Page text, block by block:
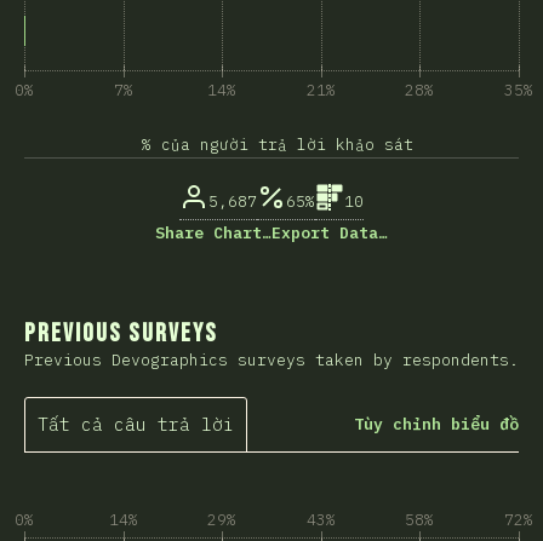
0% 7% 14% 21% 28% 35%
% của người trả lời khảo sát
5,687 65%
10
Share Chart…Export Data…
Previous Surveys
Previous Devographics surveys taken by respondents.
Tất cả câu trả lời Tùy chỉnh biểu đồ
0% 14% 29% 43% 58% 72%